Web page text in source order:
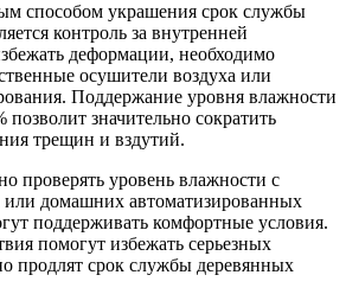
способом украшения срок службы
контроль за внутренней
деформации, необходимо
осушители воздуха или
Поддержание уровня влажности
значительно сократить
трещин и вздутий.
проверять уровень влажности с
домашних автоматизированных
поддерживать комфортные условия.
помогут избежать серьезных
продлят срок службы деревянных